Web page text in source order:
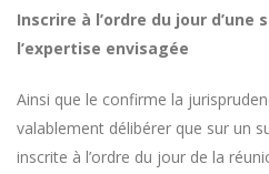
Inscrire à l’ordre du jour d’une
l’expertise envisagée
Ainsi que le confirme la
valablement délibérer que sur un
inscrite à l’ordre du jour de la